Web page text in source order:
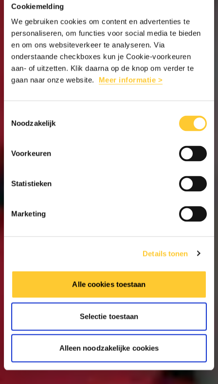
Cookiemelding
We gebruiken cookies om content en advertenties te
personaliseren, om functies voor social media te bieden
en om ons websiteverkeer te analyseren. Via
onderstaande checkboxes kun je Cookie-voorkeuren
aan- of uitzetten. Klik daarna op de knop om verder te
gaan naar onze website. Meer informatie >
Noodzakelijk
Voorkeuren
Statistieken
Marketing
Details tonen
Alle cookies toestaan
Selectie toestaan
Alleen noodzakelijke cookies